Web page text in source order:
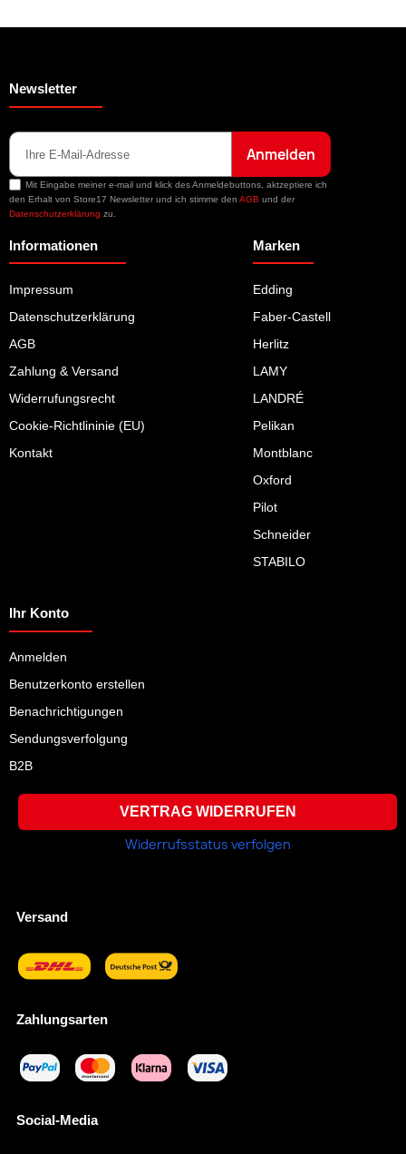
Newsletter
Anmelden
Mit Eingabe meiner e-mail und klick des Anmeldebuttons, aktzeptiere ich
den Erhalt von Store17 Newsletter und ich stimme den AGB und der
Datenschutzerklärung zu.
Informationen
Impressum
Datenschutzerklärung
AGB
Zahlung & Versand
Widerrufungsrecht
Cookie-Richtlininie (EU)
Kontakt
Marken
Edding
Faber-Castell
Herlitz
LAMY
LANDRÉ
Pelikan
Montblanc
Oxford
Pilot
Schneider
STABILO
Ihr Konto
Anmelden
Benutzerkonto erstellen
Benachrichtigungen
Sendungsverfolgung
B2B
VERTRAG WIDERRUFEN
Widerrufsstatus verfolgen
Versand
Zahlungsarten
Social-Media